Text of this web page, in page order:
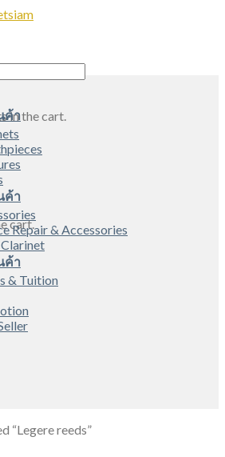
in the cart.
cart.
ค้า
ค้า
Repair & Accessories
ค้า
& Tuition
“Legere reeds”